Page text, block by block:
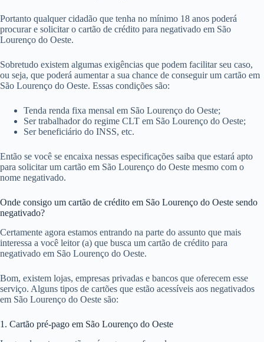
Portanto qualquer cidadão que tenha no mínimo 18 anos poderá
procurar e solicitar o cartão de crédito para negativado em São
Lourenço do Oeste.
Sobretudo existem algumas exigências que podem facilitar seu caso,
ou seja, que poderá aumentar a sua chance de conseguir um cartão em
São Lourenço do Oeste. Essas condições são:
Tenda renda fixa mensal em São Lourenço do Oeste;
Ser trabalhador do regime CLT em São Lourenço do Oeste;
Ser beneficiário do INSS, etc.
Então se você se encaixa nessas especificações saiba que estará apto
para solicitar um cartão em São Lourenço do Oeste mesmo com o
nome negativado.
Onde consigo um cartão de crédito em São Lourenço do Oeste sendo
negativado?
Certamente agora estamos entrando na parte do assunto que mais
interessa a você leitor (a) que busca um cartão de crédito para
negativado em São Lourenço do Oeste.
Bom, existem lojas, empresas privadas e bancos que oferecem esse
serviço. Alguns tipos de cartões que estão acessíveis aos negativados
em São Lourenço do Oeste são:
1. Cartão pré-pago em São Lourenço do Oeste